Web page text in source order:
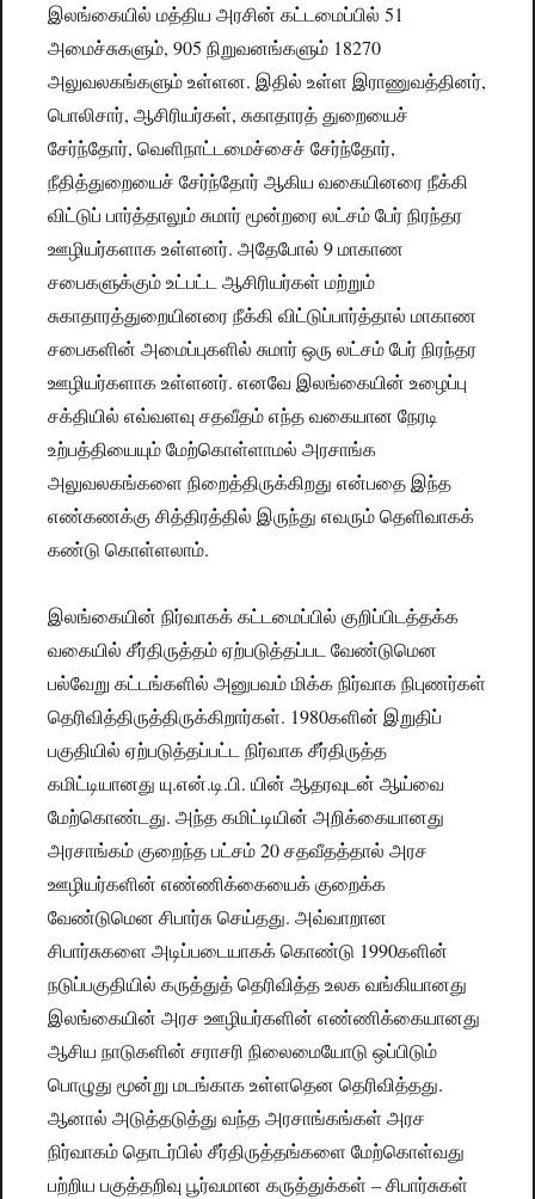
இலங்கையில் மத்திய அரசின் கட்டமைப்பில் 51
அமைச்சுகளும், 905 நிறுவனங்களும் 18270
அலுவலகங்களும் உள்ளன. இதில் உள்ள இராணுவத்தினர்,
பொலிசார், ஆசிரியர்கள், சுகாதாரத் துறையைச்
சேர்ந்தோர், வெளிநாட்டமைச்சைச் சேர்ந்தோர்,
நீதித்துறையைச் சேர்ந்தோர் ஆகிய வகையினரை நீக்கி
விட்டுப் பார்த்தாலும் சுமார் மூன்றரை லட்சம் பேர் நிரந்தர
ஊழியர்களாக உள்ளனர். அதேபோல் 9 மாகாண
சபைகளுக்கும் உட்பட்ட ஆசிரியர்கள் மற்றும்
சுகாதாரத்துறையினரை நீக்கி விட்டுப்பார்த்தால் மாகாண
சபைகளின் அமைப்புகளில் சுமார் ஒரு லட்சம் பேர் நிரந்தர
ஊழியர்களாக உள்ளனர். எனவே இலங்கையின் உழைப்பு
சக்தியில் எவ்வளவு சதவீதம் எந்த வகையான நேரடி
உற்பத்தியையும் மேற்கொள்ளாமல் அரசாங்க
அலுவலகங்களை நிறைத்திருக்கிறது என்பதை இந்த
எண்கணக்கு சித்திரத்தில் இருந்து எவரும் தெளிவாகக்
கண்டு கொள்ளலாம்.
இலங்கையின் நிர்வாகக் கட்டமைப்பில் குறிப்பிடத்தக்க
வகையில் சீர்திருத்தம் ஏற்படுத்தப்பட வேண்டுமென
பல்வேறு கட்டங்களில் அனுபவம் மிக்க நிர்வாக நிபுணர்கள்
தெரிவித்திருத்திருக்கிறார்கள். 1980களின் இறுதிப்
பகுதியில் ஏற்படுத்தப்பட்ட நிர்வாக சீர்திருத்த
கமிட்டியானது யு.என்.டி.பி. யின் ஆதரவுடன் ஆய்வை
மேற்கொண்டது. அந்த கமிட்டியின் அறிக்கையானது
அரசாங்கம் குறைந்த பட்சம் 20 சதவீதத்தால் அரச
ஊழியர்களின் எண்ணிக்கையைக் குறைக்க
வேண்டுமென சிபார்சு செய்தது. அவ்வாறான
சிபார்சுகளை அடிப்படையாகக் கொண்டு 1990களின்
நடுப்பகுதியில் கருத்துத் தெரிவித்த உலக வங்கியானது
இலங்கையின் அரச ஊழியர்களின் எண்ணிக்கையானது
ஆசிய நாடுகளின் சராசரி நிலைமையோடு ஒப்பிடும்
பொழுது மூன்று மடங்காக உள்ளதென தெரிவித்தது.
ஆனால் அடுத்தடுத்து வந்த அரசாங்கங்கள் அரச
நிர்வாகம் தொடர்பில் சீர்திருத்தங்களை மேற்கொள்வது
பற்றிய பகுத்தறிவு பூர்வமான கருத்துக்கள் – சிபார்சுகள்